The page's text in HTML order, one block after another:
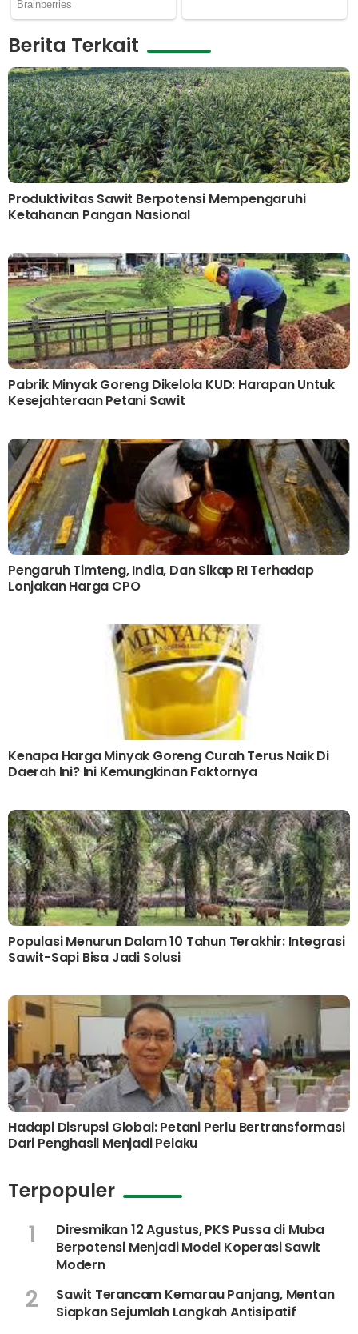
Berita Terkait
Produktivitas Sawit Berpotensi Mempengaruhi
Ketahanan Pangan Nasional
Pabrik Minyak Goreng Dikelola KUD: Harapan Untuk
Kesejahteraan Petani Sawit
Pengaruh Timteng, India, Dan Sikap RI Terhadap
Lonjakan Harga CPO
Kenapa Harga Minyak Goreng Curah Terus Naik Di
Daerah Ini? Ini Kemungkinan Faktornya
Populasi Menurun Dalam 10 Tahun Terakhir: Integrasi
Sawit-Sapi Bisa Jadi Solusi
Hadapi Disrupsi Global: Petani Perlu Bertransformasi
Dari Penghasil Menjadi Pelaku
Terpopuler
1
Diresmikan 12 Agustus, PKS Pussa di Muba
Berpotensi Menjadi Model Koperasi Sawit
Modern
2
Sawit Terancam Kemarau Panjang, Mentan
Siapkan Sejumlah Langkah Antisipatif